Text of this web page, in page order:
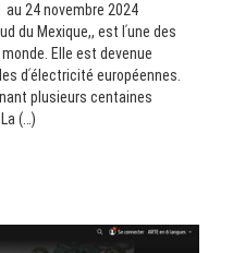
au 24 novembre 2024
du Mexique,, est lʹune des
Elle est devenue
dʹélectricité européennes.
plusieurs centaines
(…)